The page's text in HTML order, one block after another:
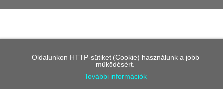
Oldalunkon HTTP-sütiket (Cookie) használunk a jobb
működésért.
További információk